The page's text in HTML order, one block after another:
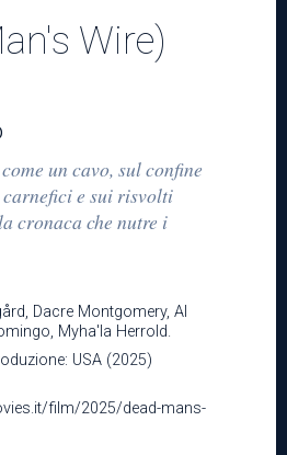
Wire)
un cavo, sul confine
e sui risvolti
cronaca che nutre i
Dacre Montgomery, Al
Myha'la Herrold.
USA (2025)
film/2025/dead-mans-